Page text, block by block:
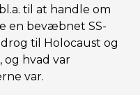
til at handle om
en bevæbnet SS-
til Holocaust og
og hvad var
var.